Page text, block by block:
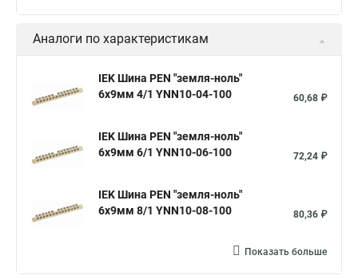
Аналоги по характеристикам
IEK Шина PEN "земля-ноль"
6х9мм 4/1 YNN10-04-100
60,68 ₽
IEK Шина PEN "земля-ноль"
6х9мм 6/1 YNN10-06-100
72,24 ₽
IEK Шина PEN "земля-ноль"
6х9мм 8/1 YNN10-08-100
80,36 ₽
Показать больше